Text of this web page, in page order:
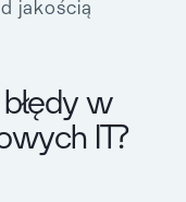
jakością
w
IT?